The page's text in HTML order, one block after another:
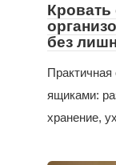
Кровать
без
Практичная
ящиками:
хранение,